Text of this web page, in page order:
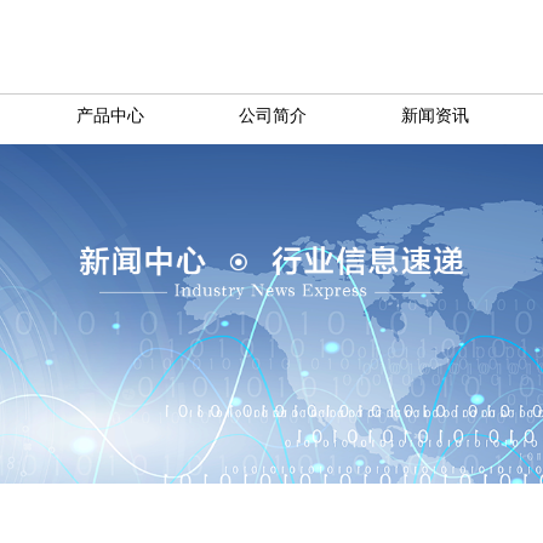
产品中心 公司简介 新闻资讯